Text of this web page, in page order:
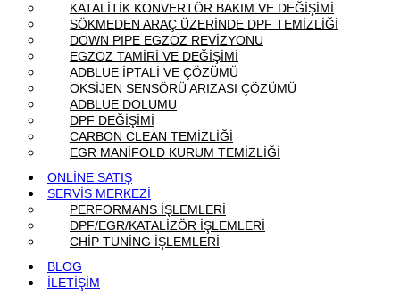
KATALİTİK KONVERTÖR BAKIM VE DEĞİŞİMİ
SÖKMEDEN ARAÇ ÜZERİNDE DPF TEMİZLİĞİ
DOWN PIPE EGZOZ REVİZYONU
EGZOZ TAMİRİ VE DEĞİŞİMİ
ADBLUE İPTALİ VE ÇÖZÜMÜ
OKSİJEN SENSÖRÜ ARIZASI ÇÖZÜMÜ
ADBLUE DOLUMU
DPF DEĞİŞİMİ
CARBON CLEAN TEMİZLİĞİ
EGR MANİFOLD KURUM TEMİZLİĞİ
ONLİNE SATIŞ
SERVİS MERKEZİ
PERFORMANS İŞLEMLERİ
DPF/EGR/KATALİZÖR İŞLEMLERİ
CHİP TUNİNG İŞLEMLERİ
BLOG
İLETİŞİM